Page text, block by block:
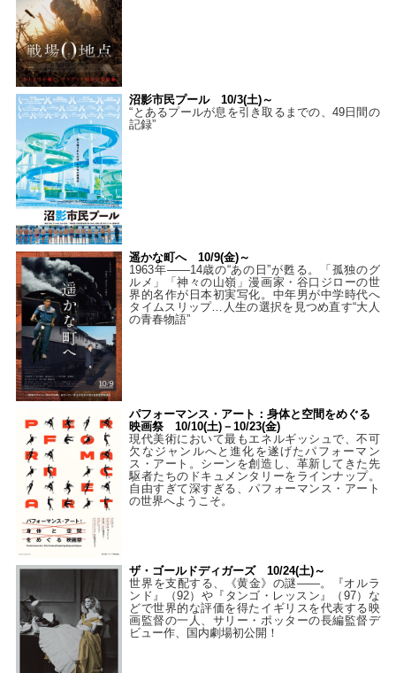
沼影市民プール 10/3(土)～
“とあるプールが息を引き取るまでの、49日間の
記録”
遥かな町へ 10/9(金)～
1963年――14歳の“あの日”が甦る。「孤独のグ
ルメ」「神々の山嶺」漫画家・谷口ジローの世
界的名作が日本初実写化。中年男が中学時代へ
タイムスリップ…人生の選択を見つめ直す“大人
の青春物語”
パフォーマンス・アート：身体と空間をめぐる
映画祭 10/10(土)－10/23(金)
現代美術において最もエネルギッシュで、不可
欠なジャンルへと進化を遂げたパフォーマン
ス・アート。シーンを創造し、革新してきた先
駆者たちのドキュメンタリーをラインナップ。
自由すぎて深すぎる、パフォーマンス・アート
の世界へようこそ。
ザ・ゴールドディガーズ 10/24(土)～
世界を支配する、《黄金》の謎――。『オルラ
ンド』（92）や『タンゴ・レッスン』（97）な
どで世界的な評価を得たイギリスを代表する映
画監督の一人、サリー・ポッターの長編監督デ
ビュー作、国内劇場初公開！